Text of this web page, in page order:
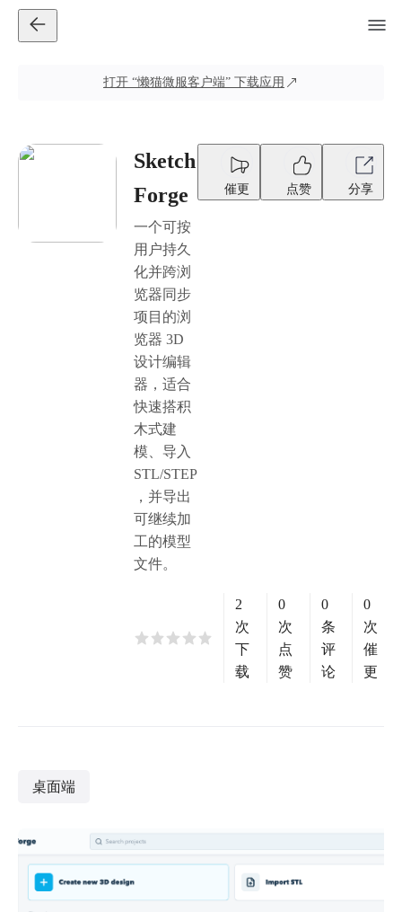
打开 “懒猫微服客户端” 下载应用
Sketch
Forge
一个可按
用户持久
化并跨浏
览器同步
项目的浏
览器 3D
设计编辑
器，适合
快速搭积
木式建
模、导入
STL/STEP
，并导出
可继续加
工的模型
文件。
催更 点赞 分享
2
次
下
载
0
次
点
赞
0
条
评
论
0
次
催
更
桌面端